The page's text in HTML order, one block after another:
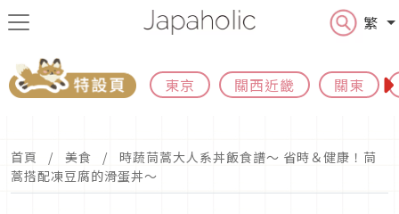
繁
東京 關西近畿 關東
首頁 美食
時蔬茼蒿大人系丼飯食譜～ 省時＆健康！茼
蒿搭配凍豆腐的滑蛋丼～